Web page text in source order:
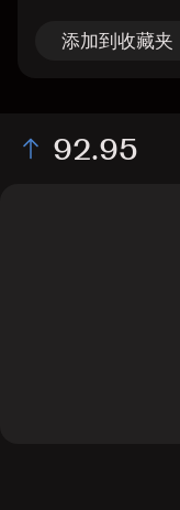
添加到收藏夹
92.95